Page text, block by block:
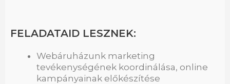
FELADATAID LESZNEK:
Webáruházunk marketing
tevékenységének koordinálása, online
kampányainak előkészítése